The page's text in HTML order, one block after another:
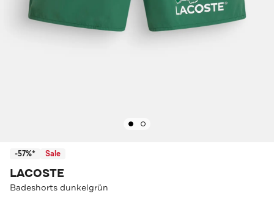
-57%* Sale
LACOSTE
Badeshorts dunkelgrün